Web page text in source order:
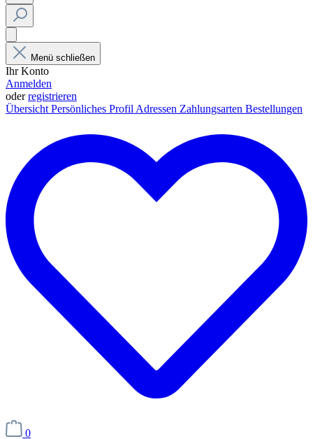
Menü schließen
Ihr Konto
Anmelden
oderregistrieren
Übersicht Persönliches Profil Adressen Zahlungsarten Bestellungen
0